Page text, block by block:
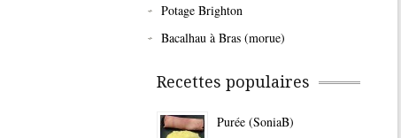
Potage Brighton
Bacalhau à Bras (morue)
Recettes populaires
Purée (SoniaB)